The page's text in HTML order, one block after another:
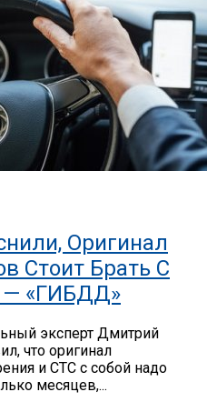
Оригинал
Стоит Брать С
— «ГИБДД»
эксперт Дмитрий
что оригинал
и СТС с собой надо
месяцев,...